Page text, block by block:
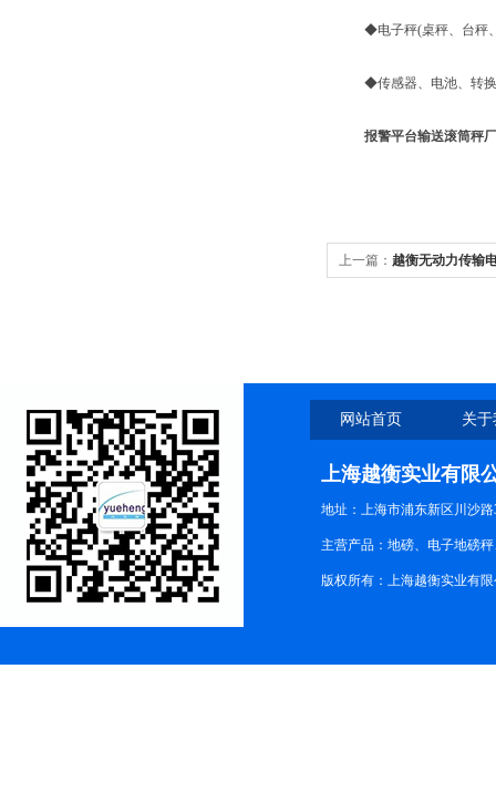
◆电子秤(桌秤、台秤、
◆传感器、电池、转换
报警平台输送滚筒秤
上一篇： 越衡无动力传输
网站首页 关
上海越衡实业有限
地址：上海市浦东新区川沙路
主营产品：地磅、电子地磅
版权所有：上海越衡实业有